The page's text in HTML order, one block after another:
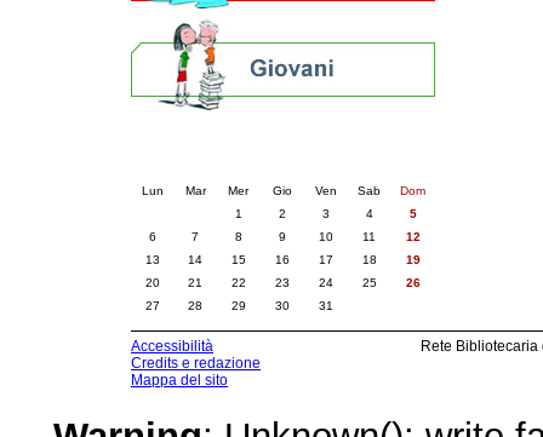
Lun Mar Mer Gio Ven Sab
Dom
1
2 3 4
5
6
7 8 9 10 11
12
13
14 15 16 17 18
19
20
21 22 23 24 25
26
27
28 29 30 31
Accessibilità
Credits e redazione
Mappa del sito
Rete